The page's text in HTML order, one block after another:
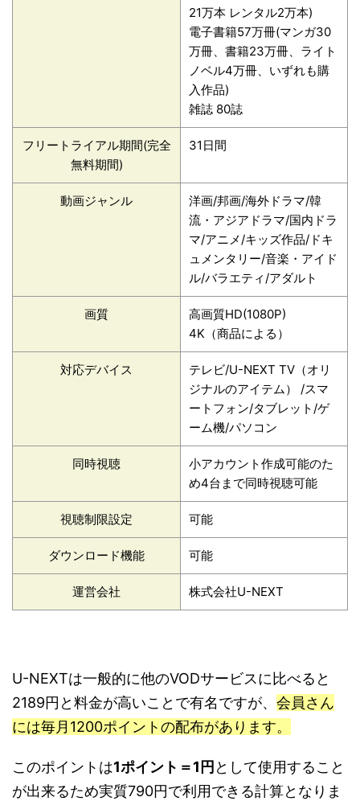
21万本 レンタル2万本)
電子書籍57万冊(マンガ30
万冊、書籍23万冊、ライト
ノベル4万冊、いずれも購
入作品)
雑誌 80誌
フリートライアル期間(完全
無料期間)
31日間
動画ジャンル
洋画/邦画/海外ドラマ/韓
流・アジアドラマ/国内ドラ
マ/アニメ/キッズ作品/ドキ
ュメンタリー/音楽・アイド
ル/バラエティ/アダルト
画質
高画質HD(1080P)
4K（商品による）
対応デバイス
テレビ/U-NEXT TV（オリ
ジナルのアイテム） /スマ
ートフォン/タブレット/ゲ
ーム機/パソコン
同時視聴
小アカウント作成可能のた
め4台まで同時視聴可能
視聴制限設定 可能
ダウンロード機能 可能
運営会社 株式会社U-NEXT
U-NEXTは一般的に他のVODサービスに比べると
2189円と料金が高いことで有名ですが、 会員さん
には毎月1200ポイントの配布があります。
このポイントは1ポイント＝1円 として使用すること
が出来るため実質790円で利用できる計算となりま